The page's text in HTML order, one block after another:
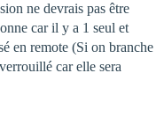
ne devrais pas être
car il y a 1 seul et
en remote (Si on branche
car elle sera